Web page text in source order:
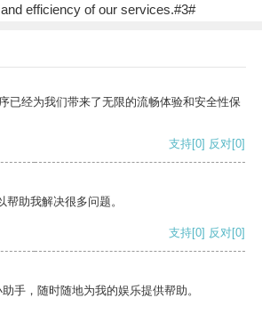
efficiency of our services.#3#
已经为我们带来了无限的流畅体验和安全性保
支持[0] 反对[0]
助我解决很多问题。
支持[0] 反对[0]
手，随时随地为我的娱乐提供帮助。